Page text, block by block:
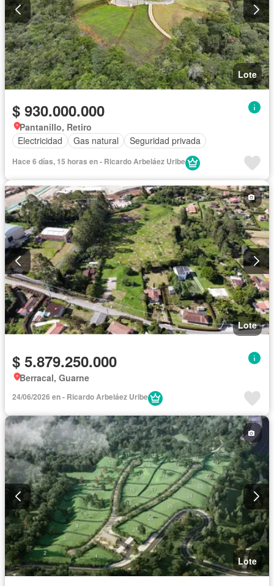
Lote
$ 930.000.000
Pantanillo, Retiro
Electricidad
Gas natural Seguridad privada
Hace 6 días, 15 horas en - Ricardo Arbeláez Uribe
Lote
$ 5.879.250.000
Berracal, Guarne
24/06/2026 en - Ricardo Arbeláez Uribe
Lote